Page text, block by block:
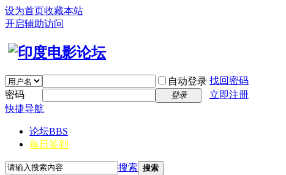
设为首页收藏本站
开启辅助访问
自动登录 找回密码
密码
登录
立即注册
快捷导航
论坛BBS
每日签到
搜索 搜索